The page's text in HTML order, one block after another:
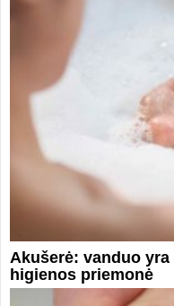
Akušerė: vanduo
higienos priemonė